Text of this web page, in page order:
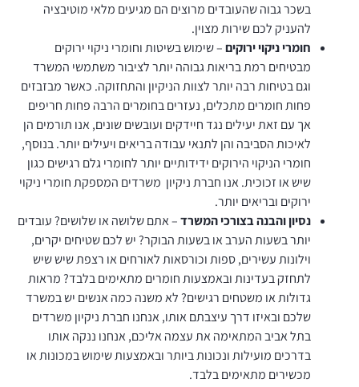
בשכר גבוה שהעובדים מרוצים הם מגיעים מלאי מוטיבציה
להעניק לכם שירות מצוין.
חומרי ניקוי ירוקים– שימוש בשיטות וחומרי ניקוי ירוקים
מבטיחים רמת בריאות גבוהה יותר לציבור משתמשי המשרד
וגם בטיחות רבה יותר לצוות הניקיון והתחזוקה. כאשר מבזבזים
פחות חומרים מתכלים, נעזרים בחומרים הרבה פחות חריפים
אך עם זאת יעילים נגד חיידקים ועובשים שונים, אנו תורמים הן
לאיכות הסביבה והן לתנאי עבודה בריאים ויעילים יותר. בנוסף,
חומרי הניקוי הירוקים ידידותיים יותר לחומרי גלם רגישים כגון
שיש או זכוכית. אנו חברת ניקיון משרדים המספקת חומרי ניקוי
ירוקים ובריאים יותר.
נסיון והבנה בצורכי המשרד– אתם שלושה או שלושים? עובדים
יותר בשעות הערב או בשעות הבוקר? יש לכם שטיחים יקרים,
וילונות עשירים, ספות וכורסאות לאורחים או רצפת שיש שיש
לתחזק בעדינות ובאמצעות חומרים מתאימים בלבד? מראות
גדולות או משטחים רגישים? לא משנה כמה אנשים יש במשרד
שלכם ובאיזו דרך עיצבתם אותו, אנחנו חברת ניקיון משרדים
בתל אביב המתאימה את עצמה אליכם, אנחנו ננקה אותו
בדרכים מועילות ונכונות ביותר ובאמצעות שימוש במכונות או
מכשירים מתאימים בלבד.